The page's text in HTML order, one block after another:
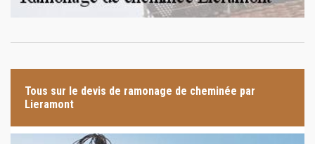
Tous sur le devis de ramonage de cheminée par
Lieramont